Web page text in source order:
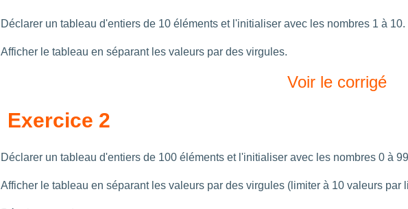
Déclarer un tableau d'entiers de 10 éléments et l'initialiser avec les nombres 1 à 10.
Afficher le tableau en séparant les valeurs par des virgules.
Voir le corrigé
Exercice 2
Déclarer un tableau d'entiers de 100 éléments et l'initialiser avec les nombres 0 à
Afficher le tableau en séparant les valeurs par des virgules (limiter à 10 valeurs par